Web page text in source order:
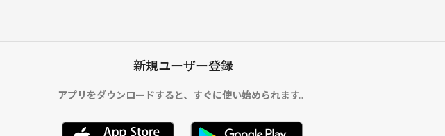
新規ユーザー登録
アプリをダウンロードすると、 すぐに使い始められます。